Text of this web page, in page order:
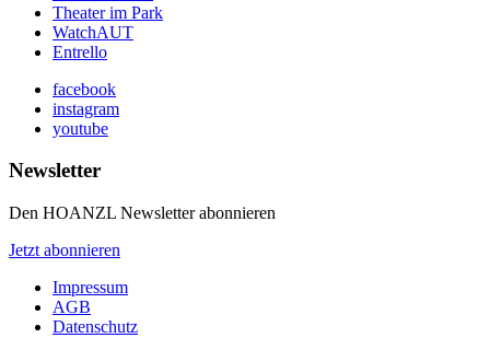
Theater im Park
WatchAUT
Entrello
facebook
instagram
youtube
Newsletter
Den HOANZL Newsletter abonnieren
Jetzt abonnieren
Impressum
AGB
Datenschutz